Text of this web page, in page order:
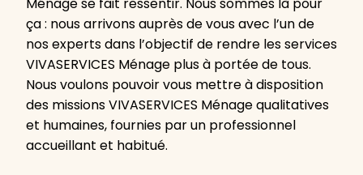
Ménage se fait ressentir. Nous sommes là pour
ça : nous arrivons auprès de vous avec l’un de
nos experts dans l’objectif de rendre les services
VIVASERVICES Ménage plus à portée de tous.
Nous voulons pouvoir vous mettre à disposition
des missions VIVASERVICES Ménage qualitatives
et humaines, fournies par un professionnel
accueillant et habitué.